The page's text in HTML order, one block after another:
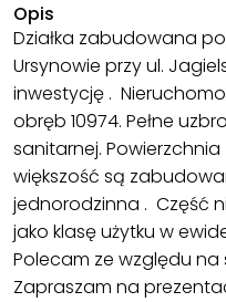
Opis
Działka zabudowana
Ursynowie przy ul.
inwestycję .
obręb 10974. Pełne
sanitarnej. Powierzchnia
większość są
jednorodzinna . Część
jako klasę użytku w
Polecam ze względu
Zapraszam na